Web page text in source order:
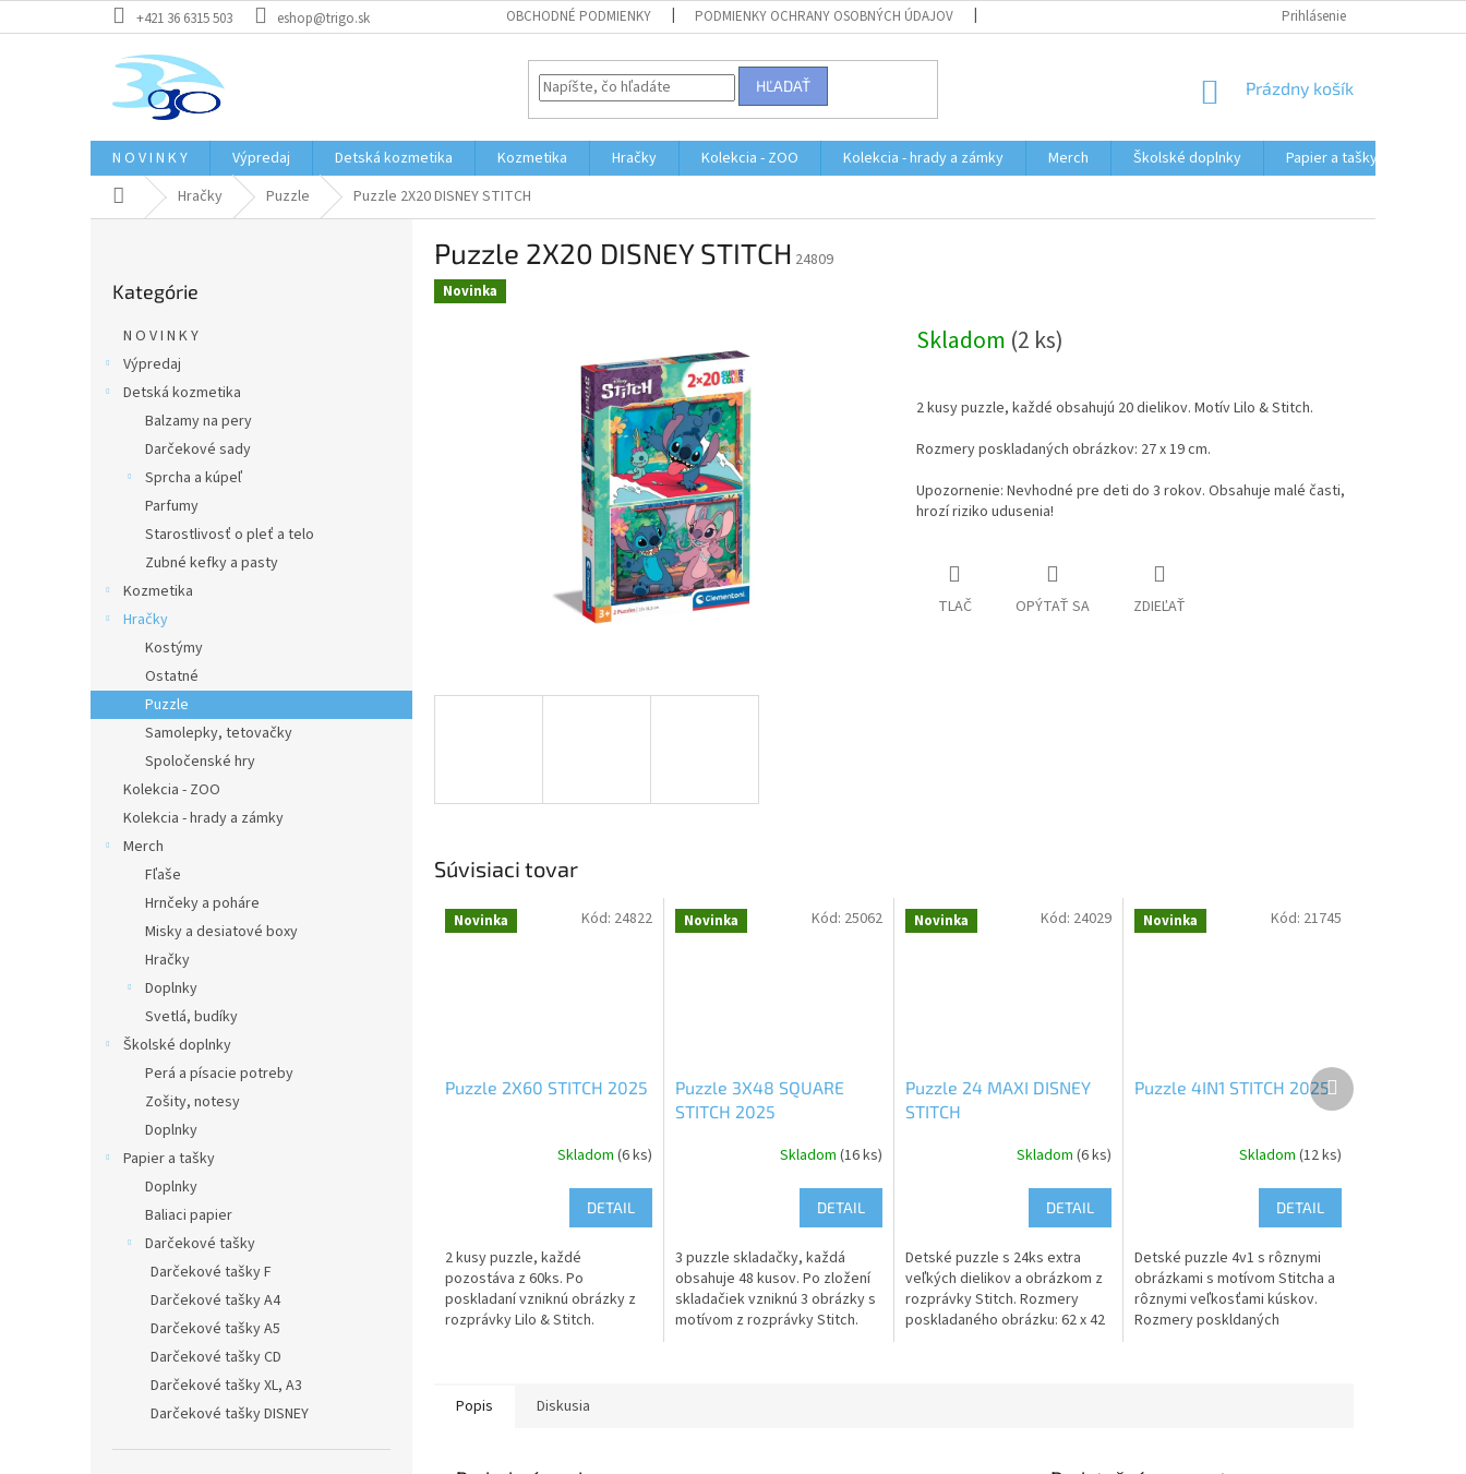
na
+421 36 6315 503 eshop@trigo.sk OBCHODNÉ PODMIENKY PODMIENKY OCHRANY OSOBNÝCH ÚDAJOV MOJA OBJEDNÁVKAPrihlásenie
HĽADAŤ
NÁKUPNÝ
Prázdny košík
N O V I N K Y Výpredaj Detská kozmetika Kozmetika Hračky Kolekcia - ZOO Kolekcia - hrady a zámky Merch Školské doplnky Papier a tašky
DomovHračky Puzzle Puzzle 2X20 DISNEY STITCH
kategórie
Kategórie
N O V I N K Y
Výpredaj
Detská kozmetika
Balzamy na pery
Darčekové sady
Sprcha a kúpeľ
Parfumy
Starostlivosť o pleť a telo
Zubné kefky a pasty
Kozmetika
Hračky
Kostýmy
Ostatné
Puzzle
Samolepky, tetovačky
Spoločenské hry
Kolekcia - ZOO
Kolekcia - hrady a zámky
Merch
Fľaše
Hrnčeky a poháre
Misky a desiatové boxy
Hračky
Doplnky
Svetlá, budíky
Školské doplnky
Perá a písacie potreby
Zošity, notesy
Doplnky
Papier a tašky
Doplnky
Baliaci papier
Darčekové tašky
Darčekové tašky F
Darčekové tašky A4
Darčekové tašky A5
Darčekové tašky CD
Darčekové tašky XL, A3
Darčekové tašky DISNEY
Puzzle 2X20 DISNEY STITCH 24809
Novinka
Skladom (2 ks)
2 kusy puzzle, každé obsahujú 20 dielikov. Motív Lilo & Stitch.
Rozmery poskladaných obrázkov: 27 x 19 cm.
Upozornenie: Nevhodné pre deti do 3 rokov. Obsahuje malé časti,
hrozí riziko udusenia!
TLAČ OPÝTAŤ SA ZDIEĽAŤ
Súvisiaci tovar
Novinka
Puzzle 2X60 STITCH 2025
Skladom (6 ks)
DETAIL
2 kusy puzzle, každé
pozostáva z 60ks. Po
poskladaní vzniknú obrázky z
rozprávky Lilo & Stitch.
deti...
Kód: 24822 Novinka
Puzzle 3X48 SQUARE
STITCH 2025
Skladom (16 ks)
DETAIL
3 puzzle skladačky, každá
obsahuje 48 kusov. Po zložení
skladačiek vzniknú 3 obrázky s
motívom z rozprávky Stitch.
Kód: 25062 Novinka
Puzzle 24 MAXI DISNEY
STITCH
Skladom(6 ks)
DETAIL
Detské puzzle s 24ks extra
veľkých dielikov a obrázkom z
rozprávky Stitch. Rozmery
poskladaného obrázku: 62 x 42
Kód: 24029 Novinka
Puzzle 4IN1 STITCH 2025
Skladom (12 ks)
DETAIL
Detské puzzle 4v1 s rôznymi
obrázkami s motívom Stitcha a
rôznymi veľkosťami kúskov.
Rozmery poskldaných
Kód: 21745
Ďalší
produkt
Popis Diskusia